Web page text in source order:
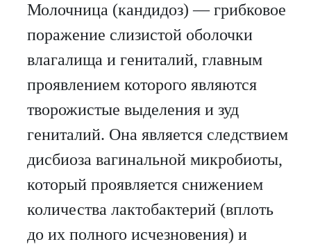
Молочница (кандидоз) — грибковое
поражение слизистой оболочки
влагалища и гениталий, главным
проявлением которого являются
творожистые выделения и зуд
гениталий. Она является следствием
дисбиоза вагинальной микробиоты,
который проявляется снижением
количества лактобактерий (вплоть
до их полного исчезновения) и